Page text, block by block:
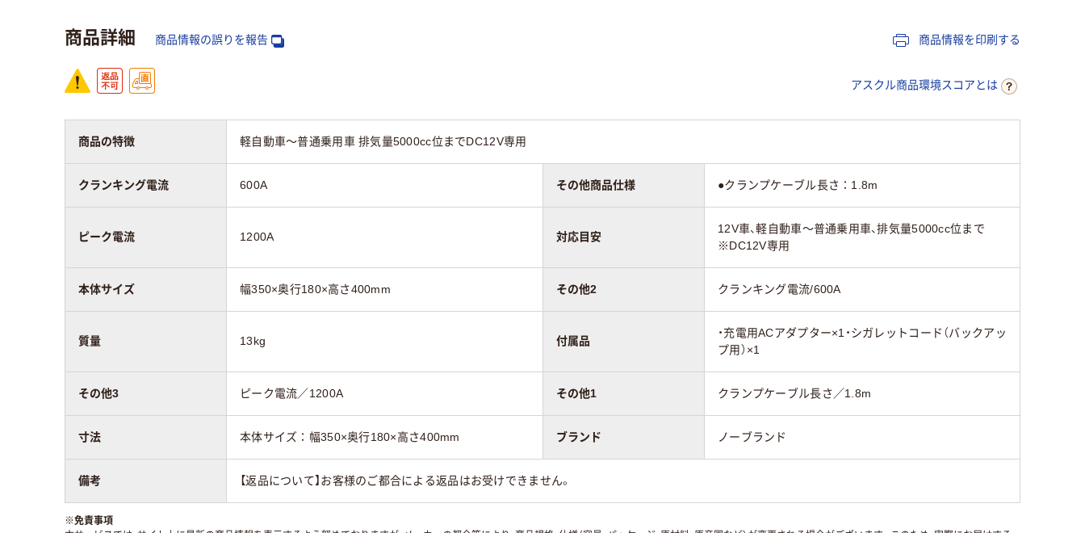
商品詳細 商品情報の誤りを報告 商品情報を印刷する
アスクル商品環境スコアとは
商品の特徴 軽自動車～普通乗用車 排気量5000cc位までDC12V専用
クランキング電流 600A その他商品仕様 ●クランプケーブル長さ：1.8m
ピーク電流 1200A 対応目安
12V車、軽自動車～普通乗用車、排気量5000cc位まで
※DC12V専用
本体サイズ 幅350×奥行180×高さ400mm その他2 クランキング電流/600A
質量 13kg 付属品
・充電用ACアダプター×1・シガレットコード（バックアッ
プ用）×1
その他3 ピーク電流／1200A その他1 クランプケーブル長さ／1.8m
寸法 本体サイズ：幅350×奥行180×高さ400mm ブランド ノーブランド
備考 【返品について】お客様のご都合による返品はお受けできません。
※免責事項